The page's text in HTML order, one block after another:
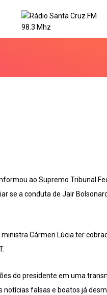
ao Supremo Tribunal
se a conduta de Jair
Cármen Lúcia ter
do presidente em uma
falsas e boatos já